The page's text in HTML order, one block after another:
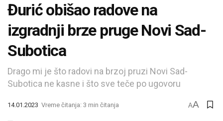
Đurić obišao radove na
izgradnji brze pruge Novi Sad-
Subotica
Drago mi je što radovi na brzoj pruzi Novi Sad-
Subotica ne kasne i što sve teče po ugovoru
14.01.2023 Vreme čitanja: 3 min čitanja AA